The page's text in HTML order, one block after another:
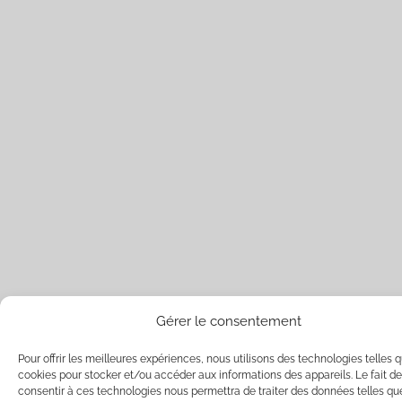
Gérer le consentement
Pour offrir les meilleures expériences, nous utilisons des technologies telles
cookies pour stocker et/ou accéder aux informations des appareils. Le fait de
consentir à ces technologies nous permettra de traiter des données telles